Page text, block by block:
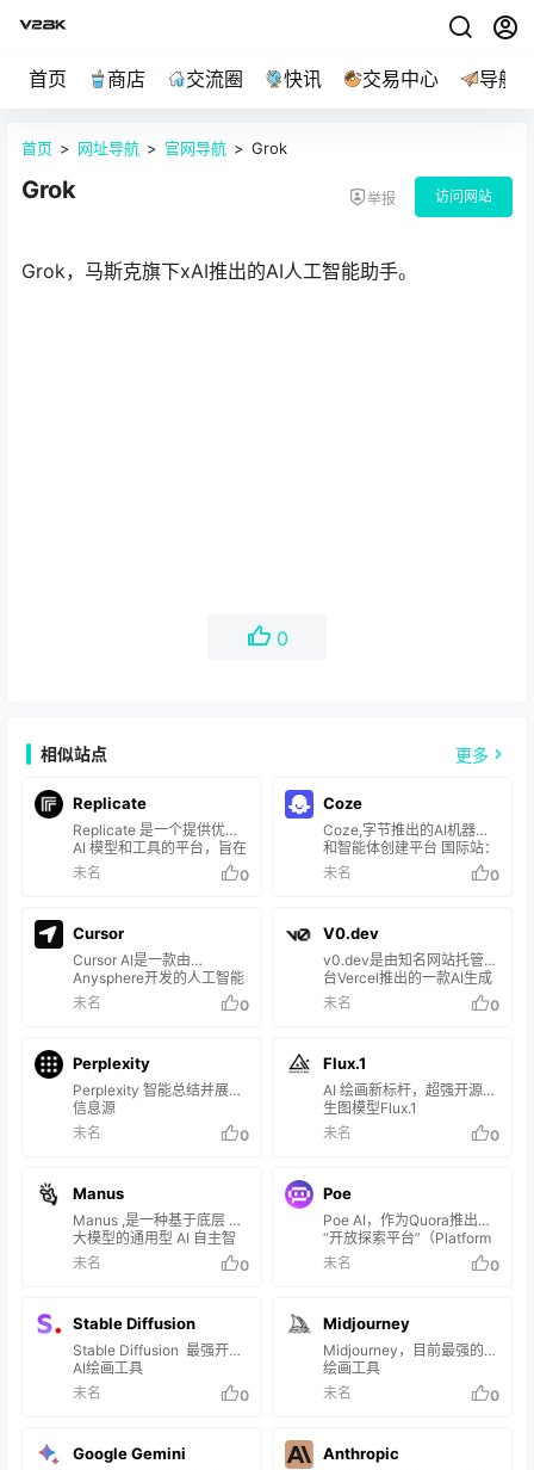
首页 商店 交流圈 快讯 交易中心 导航
首页 > 网址导航 > 官网导航 > Grok
Grok 举报 访问网站
Grok，马斯克旗下xAI推出的AI人工智能助手。
0
相似站点 更多
Replicate
Replicate 是一个提供优秀
AI 模型和工具的平台，旨在
帮助用户实现各种人工智能
任务。该平台汇集了来自各
型、图像编辑、超分辨率等
多个领域。用户可以通过
Replicate 平台来探索这些
优秀的项目，并应用于自己
的工作和研究中。
未名 0
Coze
Coze,字节推出的AI机器人
和智能体创建平台 国际站：
https://www.coze.com/ 国
内站：
未名 0
Cursor
Cursor AI‌是一款由
Anysphere开发的人工智能
编程工具，主要用于帮助程
序员编写代码。
未名 0
V0.dev
v0.dev是由知名网站托管平
台Vercel推出的一款AI生成
式UI工具,可以通过简单的文
本提示生成用户界面(UI)组
未名 0
Perplexity
Perplexity 智能总结并展示
信息源
未名
0
Flux.1
AI 绘画新标杆，超强开源文
生图模型Flux.1
未名
0
Manus
Manus ,是一种基于底层 AI
大模型的通用型 AI 自主智
能体。
未名 0
Poe
Poe AI，作为Quora推出的
“开放探索平台”（Platform
for Open Exploration），
汇集了多个顶尖的AI模型，
Google的PaLM等
未名 0
Stable Diffusion
Stable Diffusion 最强开源
AI绘画工具
未名
0
Midjourney
Midjourney，目前最强的AI
绘画工具
未名
0
Google Gemini Anthropic